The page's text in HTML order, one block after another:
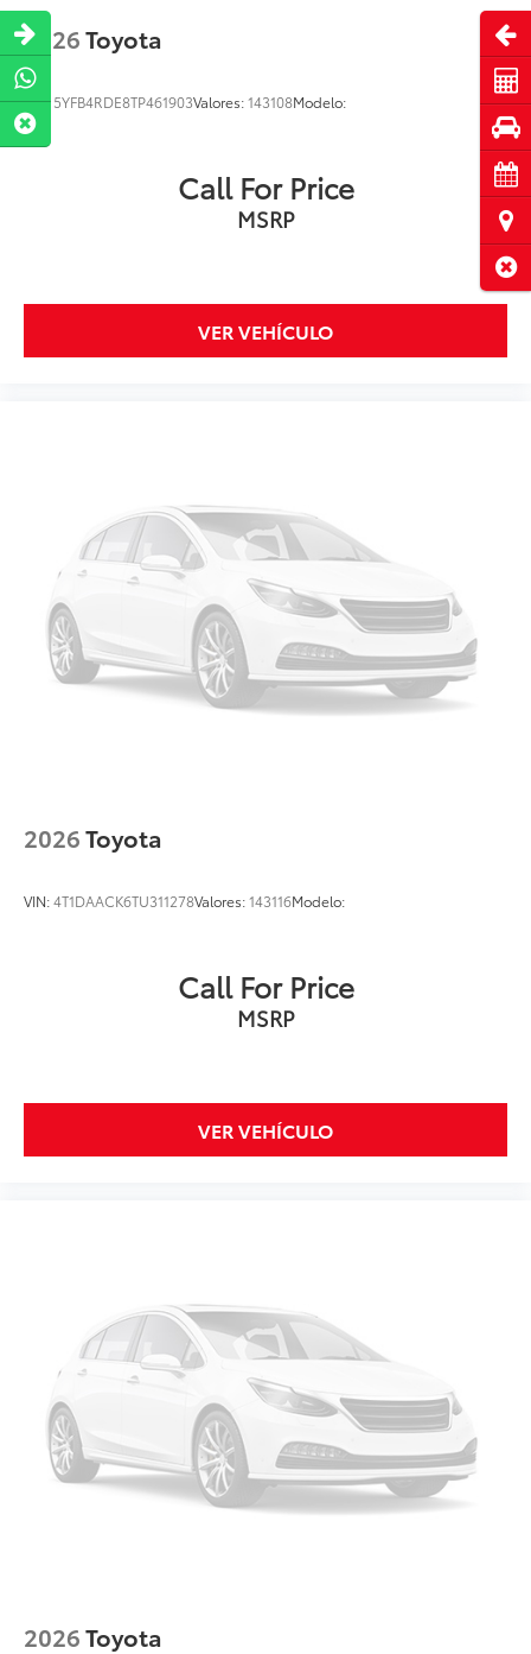
2026Toyota
VIN:5YFB4RDE8TP461903Valores:143108Modelo:
Call For Price
MSRP
VER VEHÍCULO
2026Toyota
VIN:4T1DAACK6TU311278Valores:143116Modelo:
Call For Price
MSRP
VER VEHÍCULO
2026Toyota